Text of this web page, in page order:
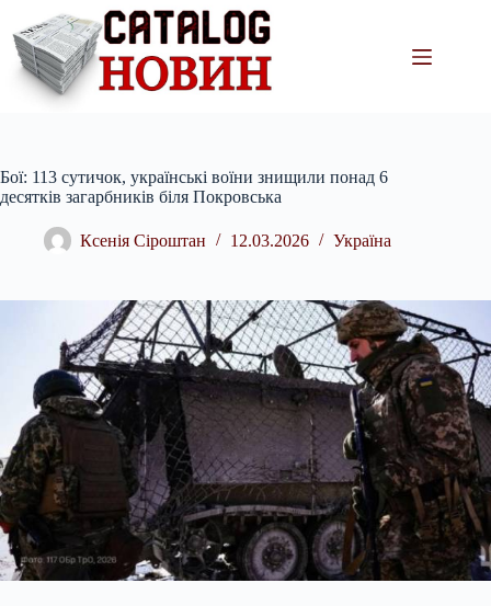
вмісту
Бої: 113 сутичок, українські воїни знищили понад 6
десятків загарбників біля Покровська
Ксенія Сіроштан 12.03.2026 Україна